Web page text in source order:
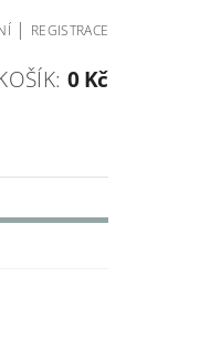
| REGISTRACE
0 Kč